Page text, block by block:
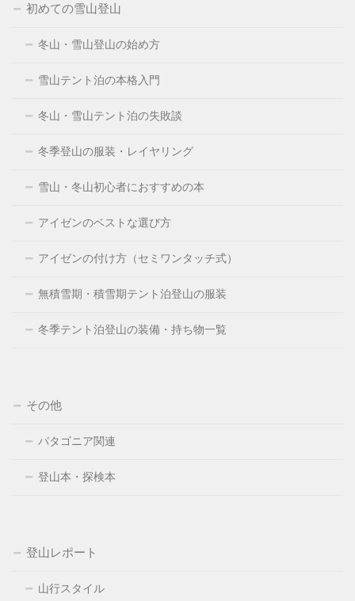
初めての雪山登山
冬山・雪山登山の始め方
雪山テント泊の本格入門
冬山・雪山テント泊の失敗談
冬季登山の服装・レイヤリング
雪山・冬山初心者におすすめの本
アイゼンのベストな選び方
アイゼンの付け方（セミワンタッチ式）
無積雪期・積雪期テント泊登山の服装
冬季テント泊登山の装備・持ち物一覧
その他
パタゴニア関連
登山本・探検本
登山レポート
山行スタイル